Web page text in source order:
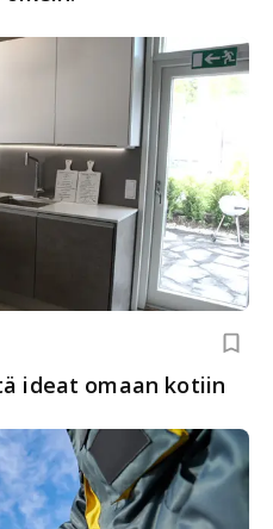
ideat omaan kotiin